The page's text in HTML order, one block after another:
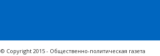
© Copyright 2015 - Общественно-политическая газета